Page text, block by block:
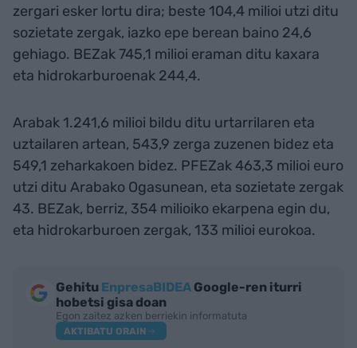
zergari esker lortu dira; beste 104,4 milioi utzi ditu
sozietate zergak, iazko epe berean baino 24,6
gehiago. BEZak 745,1 milioi eraman ditu kaxara
eta hidrokarburoenak 244,4.
Arabak 1.241,6 milioi bildu ditu urtarrilaren eta
uztailaren artean, 543,9 zerga zuzenen bidez eta
549,1 zeharkakoen bidez. PFEZak 463,3 milioi euro
utzi ditu Arabako Ogasunean, eta sozietate zergak
43. BEZak, berriz, 354 milioiko ekarpena egin du,
eta hidrokarburoen zergak, 133 milioi eurokoa.
Gehitu EnpresaBIDEA Google-ren iturri
hobetsi gisa doan
Egon zaitez azken berriekin informatuta
AKTIBATU ORAIN